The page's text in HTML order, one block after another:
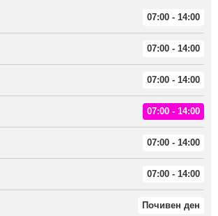
07:00 - 14:00
07:00 - 14:00
07:00 - 14:00
07:00 - 14:00
07:00 - 14:00
07:00 - 14:00
Почивен ден